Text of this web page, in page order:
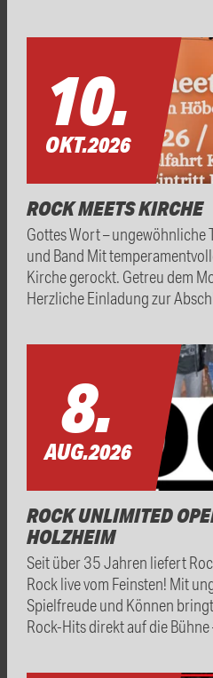
10.
OKT.2026
ROCK MEETS KIRCHE
Gottes Wort – ungewöhnliche
und Band Mit
Kirche gerockt. Getreu dem
Herzliche Einladung zur
8.
AUG.2026
ROCK UNLIMITED
HOLZHEIM
Seit über 35 Jahren liefert
Rock live vom Feinsten! Mit
Spielfreude und Können
Rock-Hits direkt auf die Bühne